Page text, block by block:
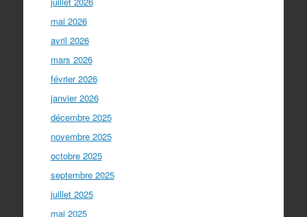
mai 2026
avril 2026
mars 2026
février 2026
janvier 2026
décembre 2025
novembre 2025
octobre 2025
septembre 2025
juillet 2025
mai 2025